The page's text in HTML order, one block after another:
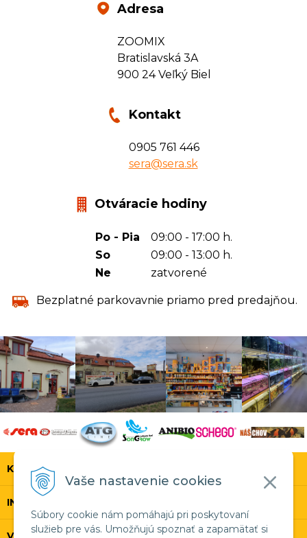
Vaše nastavenie cookies
Súbory cookie nám pomáhajú pri poskytovaní
služieb pre vás. Umožňujú spoznať a zapamätať si
Adresa
ZOOMIX
Bratislavská 3A
900 24 Veľký Biel
Kontakt
0905 761 446
sera@sera.sk
Otváracie hodiny
Po - Pia
09:00 - 17:00 h.
So
09:00 - 13:00 h.
Ne
zatvorené
Bezplatné parkovavnie priamo pred predajňou.
KONTAKT
INFOLINKA